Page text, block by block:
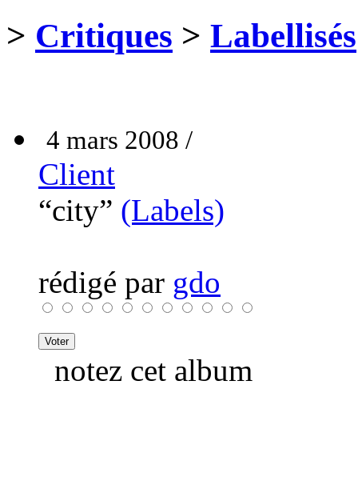
> Critiques > Labellisés
4 mars 2008 /
Client
“city” (Labels)
rédigé par gdo
notez cet album